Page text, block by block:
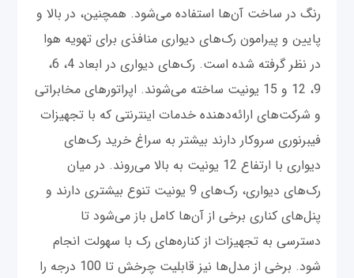
رنگ در ساخت آن‌ها استفاده می‌شود. همچنین، در بالا و
پایین و پیرامون رک‌های دیواری منافذی برای تهویه هوا
در نظر گرفته شده است. رک‌های دیواری در ابعاد 4، 6،
9، 12 و 15 یونیت ساخته می‌شوند. اپراتورهای مخابراتی
و شرکت‌های ارائه‌دهنده خدمات اینترنتی که با تجهیزات
فیبرنوری سروکار دارند بیشتر به سراغ خرید رک‌های
دیواری با ارتفاع 12 یونیت به بالا می‌روند. در میان
رک‌های دیواری، رک‌های 9 یونیت تنوع بیشتری دارند و
پنل‌های کناری برخی از آن‌ها کامل باز می‌شود تا
دسترسی به تجهیزات از کناره‌های رک با سهولت انجام
شود. برخی از مدل‌ها نیز قابلیت چرخش تا 100 درجه را